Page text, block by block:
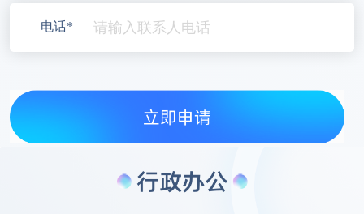
电话*